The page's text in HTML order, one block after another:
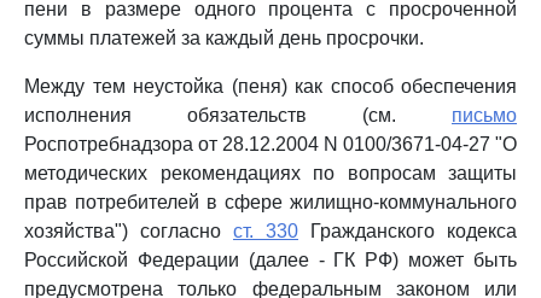
пени в размере одного процента с просроченной
суммы платежей за каждый день просрочки.
Между тем неустойка (пеня) как способ обеспечения
исполнения обязательств (см. письмо
Роспотребнадзора от 28.12.2004 N 0100/3671-04-27 "О
методических рекомендациях по вопросам защиты
прав потребителей в сфере жилищно-коммунального
хозяйства") согласно ст. 330 Гражданского кодекса
Российской Федерации (далее - ГК РФ) может быть
предусмотрена только федеральным законом или